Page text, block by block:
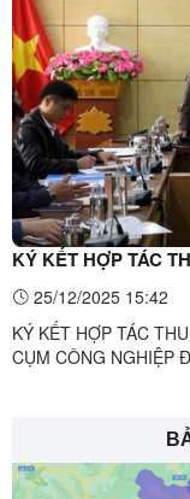
KÝ KẾT HỢP TÁC
ÁN CỤM CÔNG
25/12/2025 15:42
KÝ KẾT HỢP TÁC
CỤM CÔNG NGHIỆP
và Công ty Cổ phần